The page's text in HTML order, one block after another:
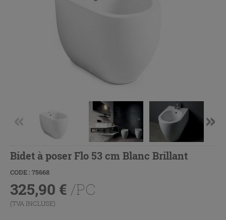
Bidet à poser Flo 53 cm Blanc Brillant
CODE : 75668
325,90 € /PC
(TVA INCLUSE)